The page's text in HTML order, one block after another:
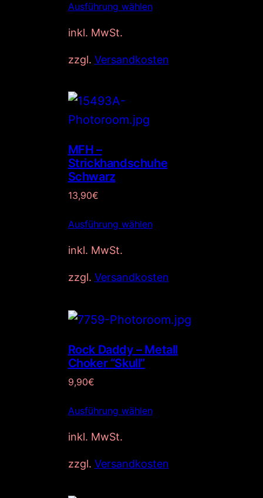
Ausführung wählen
inkl. MwSt.
zzgl. Versandkosten
MFH –
Strickhandschuhe
Schwarz
13,90€
Ausführung wählen
inkl. MwSt.
zzgl. Versandkosten
Rock Daddy – Metall
Choker “Skull”
9,90€
Ausführung wählen
inkl. MwSt.
zzgl. Versandkosten